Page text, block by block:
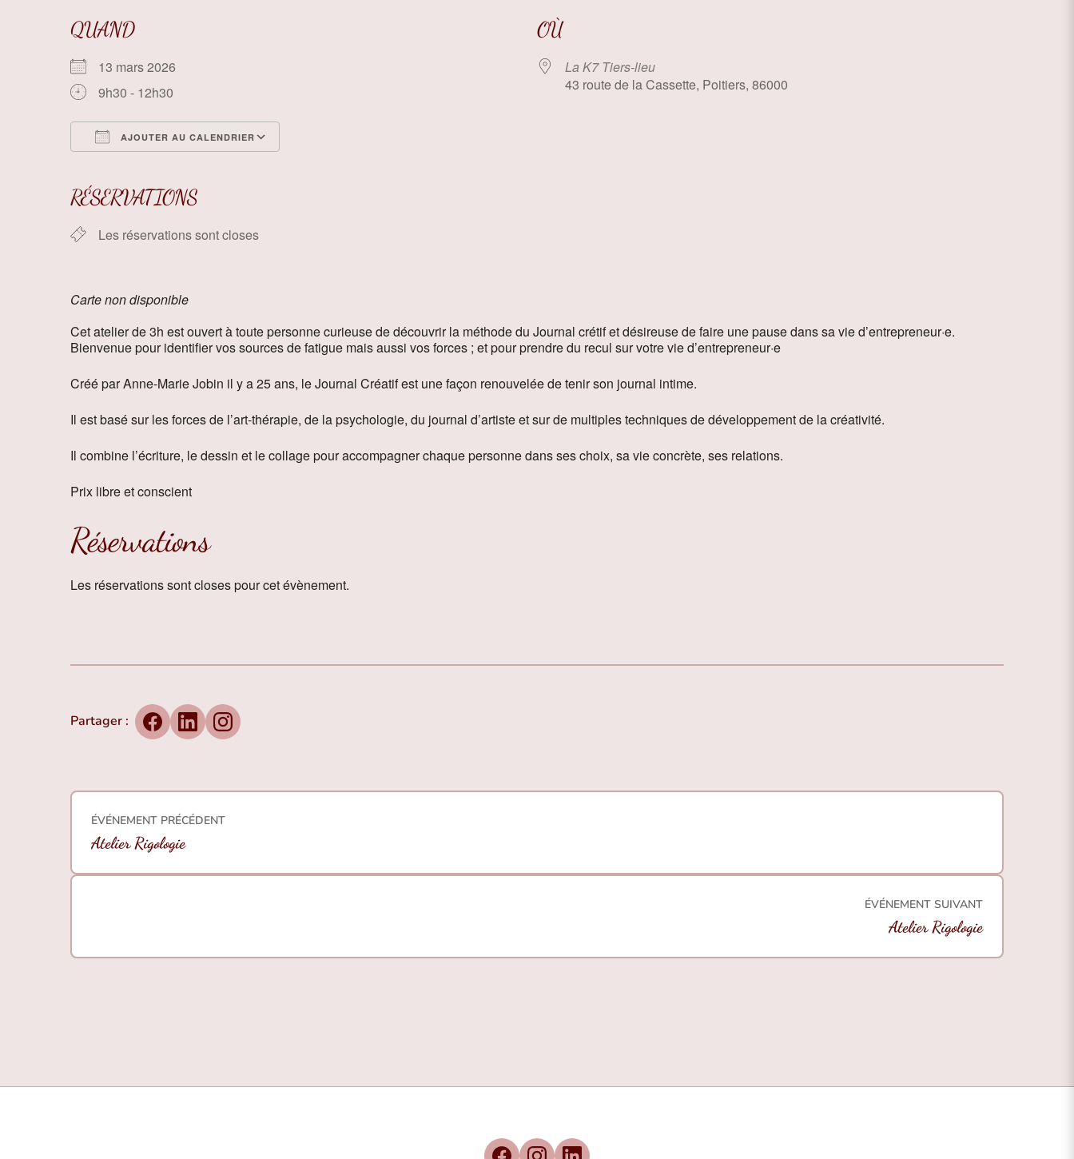
QUAND
13 mars 2026
9h30 - 12h30
AJOUTER AU CALENDRIER
RÉSERVATIONS
Les réservations sont closes
OÙ
La K7 Tiers-lieu
43 route de la Cassette, Poitiers, 86000
Carte non disponible
Cet atelier de 3h est ouvert à toute personne curieuse de découvrir la méthode du Journal crétif et désireuse de faire une pause dans sa vie d’entrepreneur·e.
Bienvenue pour identifier vos sources de fatigue mais aussi vos forces ; et pour prendre du recul sur votre vie d’entrepreneur·e
Créé par Anne-Marie Jobin il y a 25 ans, le Journal Créatif est une façon renouvelée de tenir son journal intime.
Il est basé sur les forces de l’art-thérapie, de la psychologie, du journal d’artiste et sur de multiples techniques de développement de la créativité.
Il combine l’écriture, le dessin et le collage pour accompagner chaque personne dans ses choix, sa vie concrète, ses relations.
Prix libre et conscient
Réservations
Les réservations sont closes pour cet évènement.
Partager :
FacebookLinkedInInstagram
ÉVÉNEMENT PRÉCÉDENT
Atelier Rigologie
ÉVÉNEMENT SUIVANT
Atelier Rigologie